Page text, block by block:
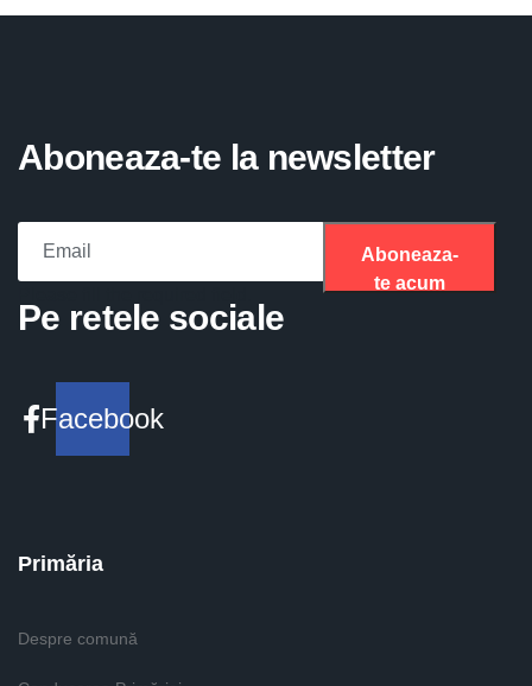
Aboneaza-te la newsletter
Aboneaza-
te acum
Pe retele sociale
Facebook
Primăria
Despre comună